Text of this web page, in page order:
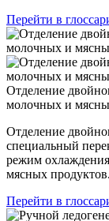
Перейти в
Отделение
молочных и
Отделение
специальный
режим
мясных продуктов.
Перейти в